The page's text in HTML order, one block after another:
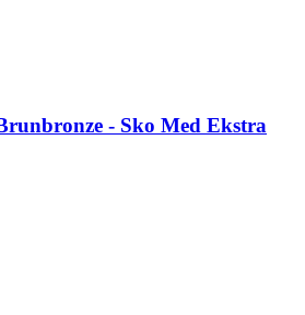
- Sko Med Ekstra